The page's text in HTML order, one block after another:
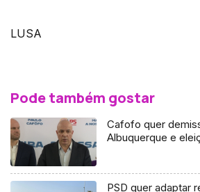
LUSA
Pode também gostar
Cafofo quer
Albuquerque e
PSD quer adaptar